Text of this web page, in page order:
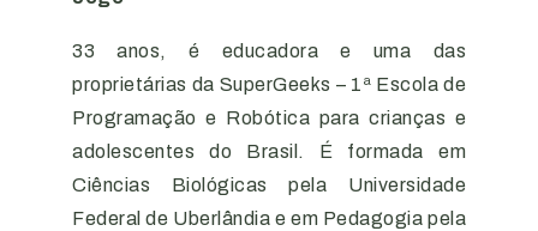
33 anos, é educadora e uma das
proprietárias da SuperGeeks – 1ª Escola de
Programação e Robótica para crianças e
adolescentes do Brasil. É formada em
Ciências Biológicas pela Universidade
Federal de Uberlândia e em Pedagogia pela